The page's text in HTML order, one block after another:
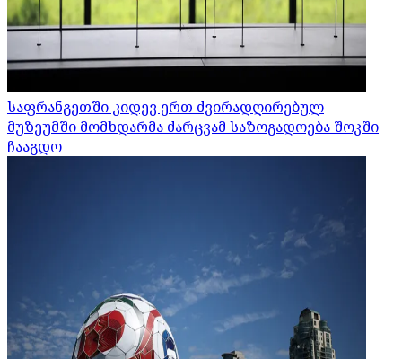
საფრანგეთში კიდევ ერთ ძვირადღირებულ
მუზეუმში მომხდარმა ძარცვამ საზოგადოება შოკში
ჩააგდო